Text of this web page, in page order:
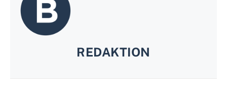
REDAKTION